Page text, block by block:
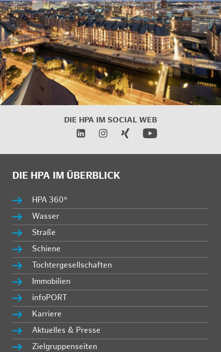
DIE HPA IM SOCIAL WEB
DIE HPA IM ÜBERBLICK
HPA 360°
Wasser
Straße
Schiene
Tochtergesellschaften
Immobilien
infoPORT
Karriere
Aktuelles & Presse
Zielgruppenseiten